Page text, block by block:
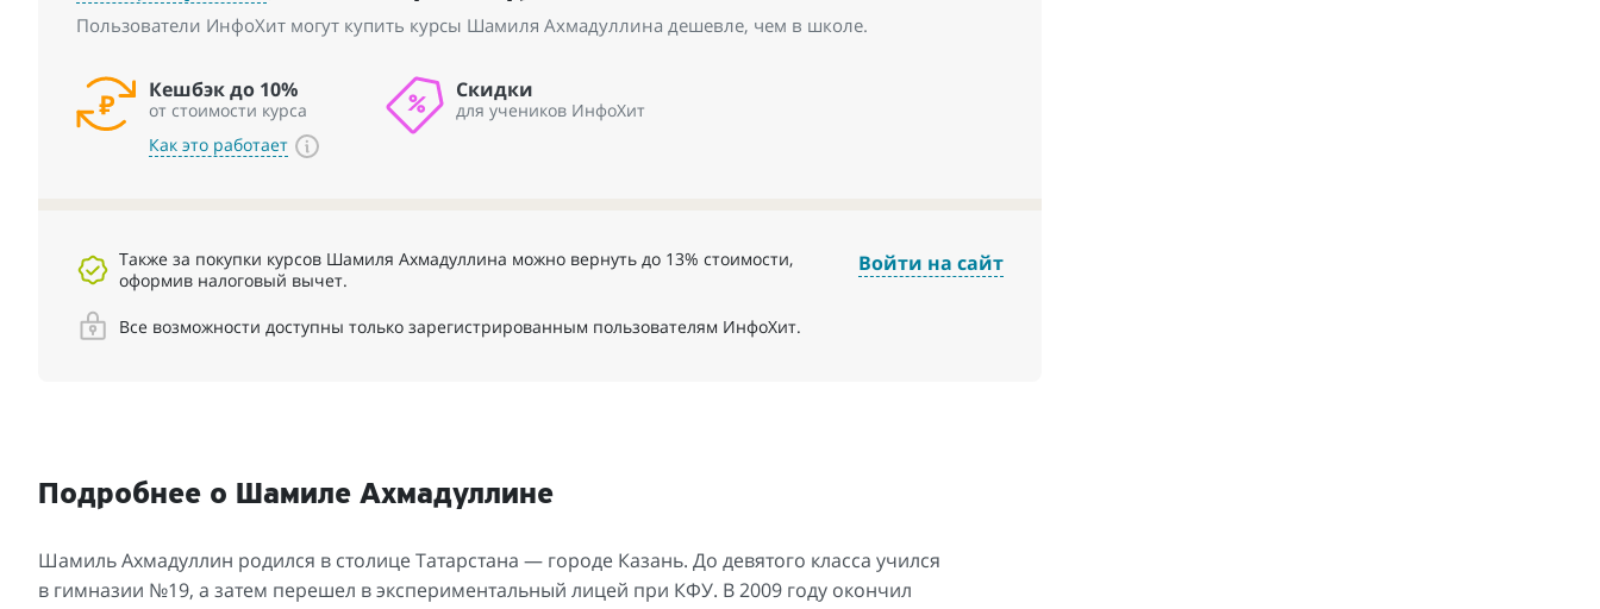
Пользователи ИнфоХит могут купить курсы Шамиля Ахмадуллина дешевле, чем в школе.
Кешбэк до 10%
от стоимости курса
Как это работает
Скидки
для учеников ИнфоХит
Также за покупки курсов Шамиля Ахмадуллина можно вернуть до 13% стоимости,
оформив налоговый вычет.
Все возможности доступны только зарегистрированным пользователям ИнфоХит.
Войти на сайт
Подробнее о Шамиле Ахмадуллине
Шамиль Ахмадуллин родился в столице Татарстана — городе Казань. До девятого класса учился
в гимназии №19, а затем перешел в экспериментальный лицей при КФУ. В 2009 году окончил